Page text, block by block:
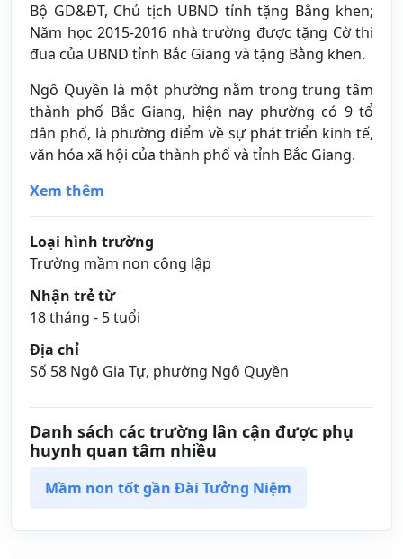
Bộ GD&ĐT, Chủ tịch UBND tỉnh tặng Bằng khen;
Năm học 2015-2016 nhà trường được tặng Cờ thi
đua của UBND tỉnh Bắc Giang và tặng Bằng khen.
Ngô Quyền là một phường nằm trong trung tâm
thành phố Bắc Giang, hiện nay phường có 9 tổ
dân phố, là phường điểm về sự phát triển kinh tế,
văn hóa xã hội của thành phố và tỉnh Bắc Giang.
Xem thêm
Loại hình trường
Trường mầm non công lập
Nhận trẻ từ
18 tháng - 5 tuổi
Địa chỉ
Số 58 Ngô Gia Tự, phường Ngô Quyền
Danh sách các trường lân cận được phụ
huynh quan tâm nhiều
Mầm non tốt gần Đài Tưởng Niệm